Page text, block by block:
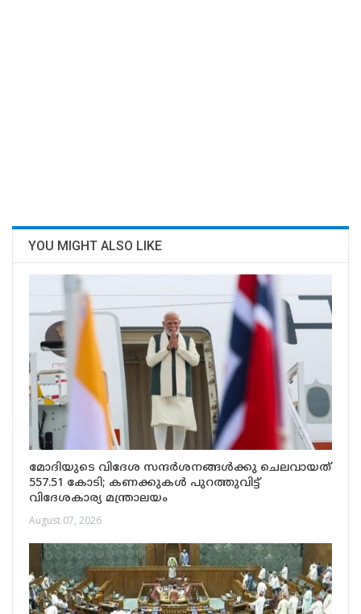
YOU MIGHT ALSO LIKE
മോദിയുടെ വിദേശ സന്ദർശനങ്ങൾക്കു ചെലവായത്
557.51 കോടി; കണക്കുകൾ പുറത്തുവിട്ട്
വിദേശകാര്യ മന്ത്രാലയം
August 07, 2026